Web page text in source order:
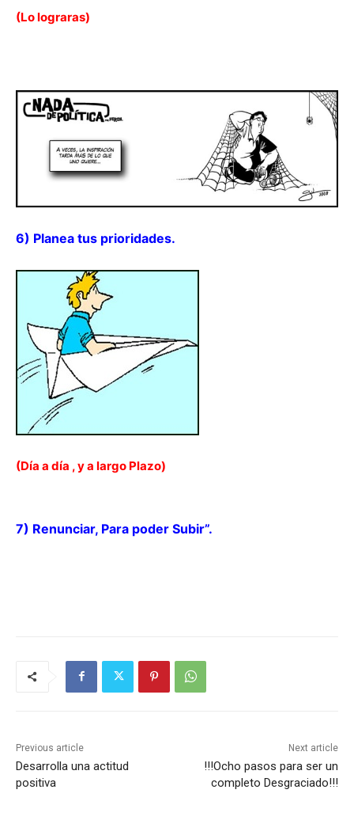
(Lo lograras)
6) Planea tus prioridades.
(Día a día , y a largo Plazo)
7) Renunciar, Para poder Subir”.
Previous article
Desarrolla una actitud
positiva
Next article
!!!Ocho pasos para ser un
completo Desgraciado!!!